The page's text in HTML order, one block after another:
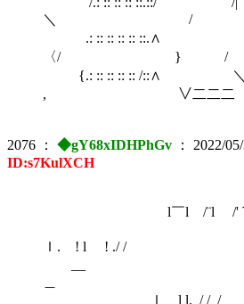
＼ / ∨/,二
.: :: :: :: :: ::.∧
〈/ } / ∨
{.: :: :: :: :: /
, ∨二二二
2076 ： ◆gY68xIDHPhGv ： 2022/
ID:s7KulXCH
l￣l /¨l /'
ｌ. ! l ! ./ /
ｌ l l._/ /_/